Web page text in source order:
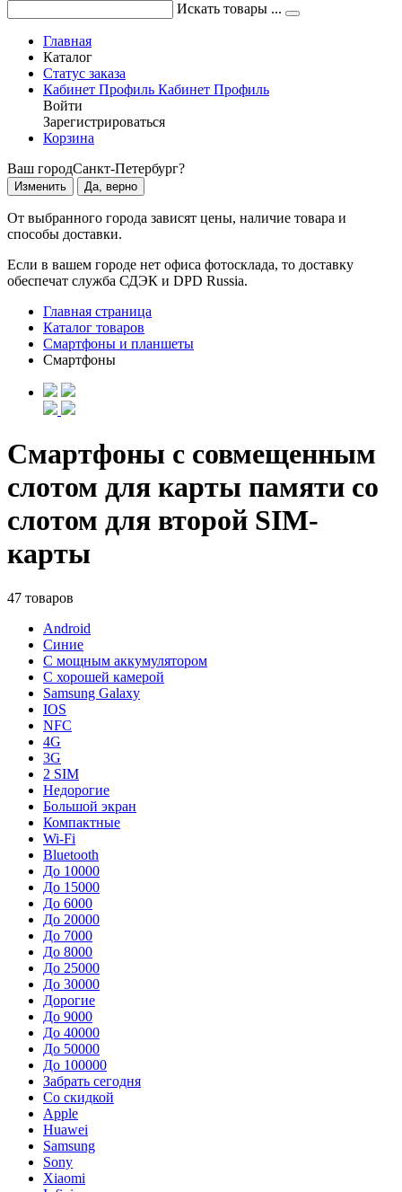
Искать товары ...
Главная
Каталог
Статус заказа
Кабинет Профиль Кабинет Профиль
Войти
Зарегистрироваться
Корзина
Ваш городСанкт-Петербург?
Изменить Да, верно
От выбранного города зависят цены, наличие товара и
способы доставки.
Если в вашем городе нет офиса фотосклада, то доставку
обеспечат служба СДЭК и DPD Russia.
Главная страница
Каталог товаров
Смартфоны и планшеты
Смартфоны
Смартфоны с совмещенным
слотом для карты памяти со
слотом для второй SIM-
карты
47 товаров
Android
Синие
С мощным аккумулятором
С хорошей камерой
Samsung Galaxy
IOS
NFC
4G
3G
2 SIM
Недорогие
Большой экран
Компактные
Wi-Fi
Bluetooth
До 10000
До 15000
До 6000
До 20000
До 7000
До 8000
До 25000
До 30000
Дорогие
До 9000
До 40000
До 50000
До 100000
Забрать сегодня
Со скидкой
Apple
Huawei
Samsung
Sony
Xiaomi